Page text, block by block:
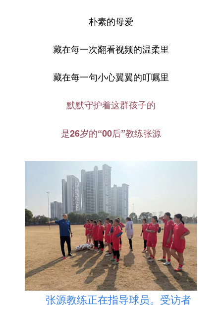
朴素的母爱
藏在每一次翻看视频的温柔里
藏在每一句小心翼翼的叮嘱里
默默守护着这群孩子的
是26岁的“00后”教练张源
张源教练正在指导球员。受访者